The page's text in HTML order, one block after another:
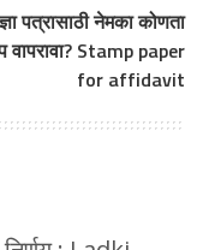
पत्रासाठी नेमका कोणता
वापरावा? Stamp paper
for affidavit